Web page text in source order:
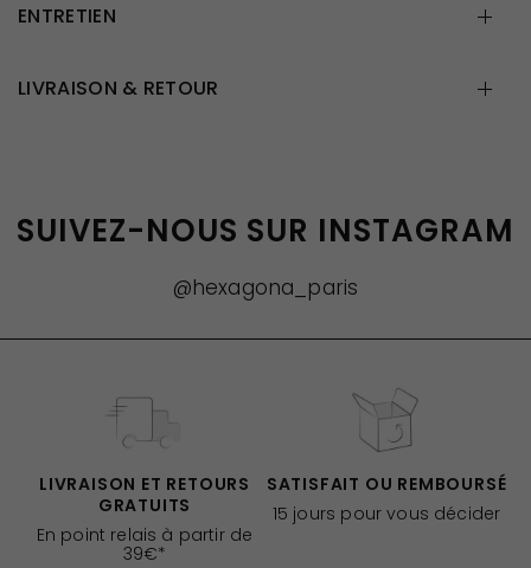
ENTRETIEN
LIVRAISON & RETOUR
SUIVEZ-NOUS SUR INSTAGRAM
@hexagona_paris
LIVRAISON ET RETOURS
GRATUITS
En point relais à partir de
39€*
SATISFAIT OU REMBOURSÉ
15 jours pour vous décider